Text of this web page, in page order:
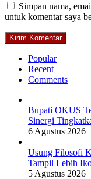
Simpan nama,
untuk komentar saya
Popular
Recent
Comments
Bupati OKUS
Sinergi
6 Agustus 2026
Usung Filosofi
Tampil Lebih
5 Agustus 2026